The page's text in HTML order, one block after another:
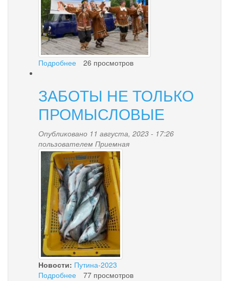
Подробнее
и
гости
городского
«посёлок
Палана»!
26 просмотров
ЗАБОТЫ НЕ ТОЛЬКО
ПРОМЫСЛОВЫЕ
Опубликовано 11 августа, 2023 - 17:26
пользователем Приемная
4.jpg
Новости: Путина-2023
Подробнее
77 просмотров